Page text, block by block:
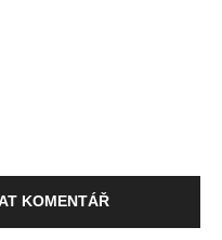
KOMENTÁŘ